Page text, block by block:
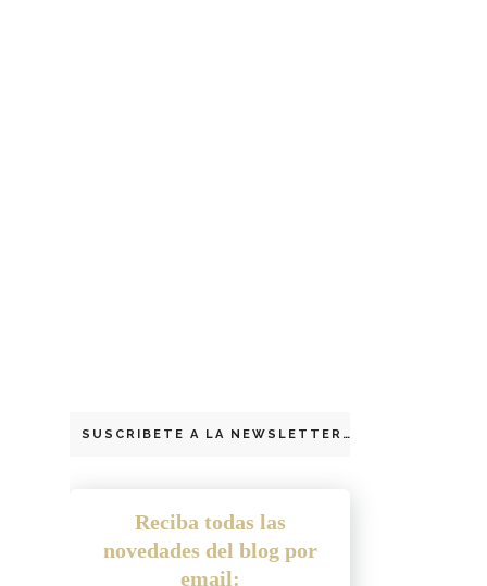
SUSCRIBETE A LA NEWSLETTER
Reciba todas las
novedades del blog por
email: